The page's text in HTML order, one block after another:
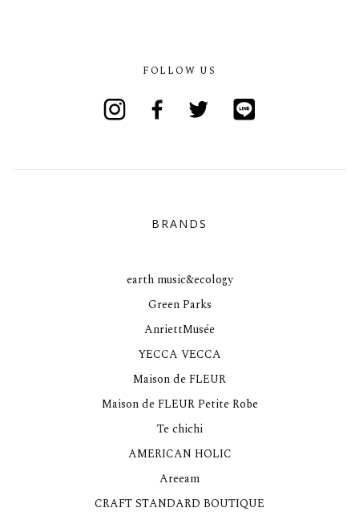
FOLLOW US
BRANDS
earth music&ecology
Green Parks
AnriettMusée
YECCA VECCA
Maison de FLEUR
Maison de FLEUR Petite Robe
Te chichi
AMERICAN HOLIC
Areeam
CRAFT STANDARD BOUTIQUE